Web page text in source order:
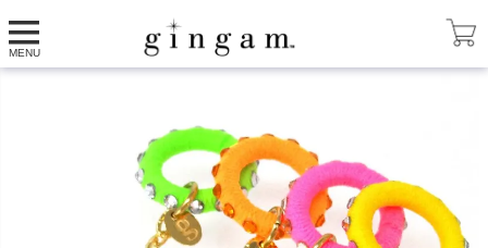
MENU
HOME アンブレラマーカーCOLOR